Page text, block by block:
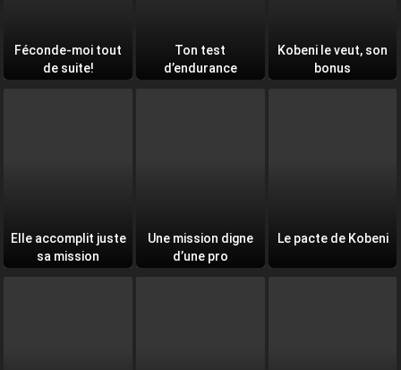
Féconde-moi tout
de suite!
Ton test
d’endurance
Kobeni le veut, son
bonus
Elle accomplit juste
sa mission
Une mission digne
d’une pro
Le pacte de Kobeni